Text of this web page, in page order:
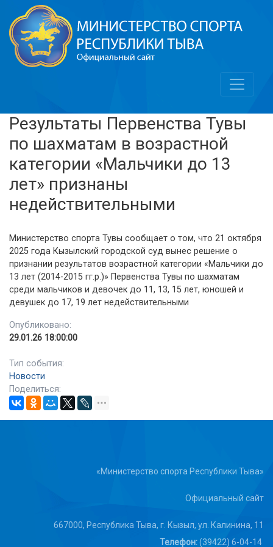
Результаты Первенства Тувы
по шахматам в возрастной
категории «Мальчики до 13
лет» признаны
недействительными
Министерство спорта Тувы сообщает о том, что 21 октября
2025 года Кызылский городской суд вынес решение о
признании результатов возрастной категории «Мальчики до
13 лет (2014-2015 гг.р.)» Первенства Тувы по шахматам
среди мальчиков и девочек до 11, 13, 15 лет, юношей и
девушек до 17, 19 лет недействительными
Опубликовано:
29.01.26 18:00:00
Тип события:
Новости
Поделиться:
«Министерство спорта Республики Тыва»
Официальный сайт
667000, Республика Тыва, г. Кызыл, ул. Калинина, 11
Телефон:(39422) 6-04-14